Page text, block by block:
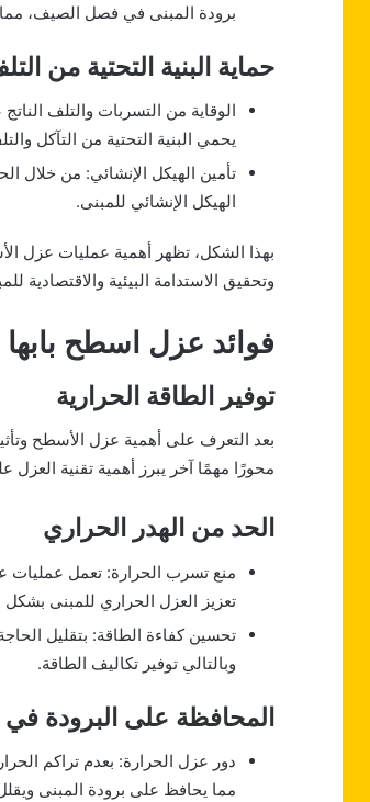
برودة المبنى في فصل الصيف، مما
حماية البنية التحتية من
الوقاية من التسربات والتلف
يحمي البنية التحتية من التآكل
تأمين الهيكل الإنشائي: من
الهيكل الإنشائي للمبنى.
بهذا الشكل، تظهر أهمية عمليات عزل
وتحقيق الاستدامة البيئية والاقتصادية
فوائد عزل اسطح بابها
توفير الطاقة الحرارية
بعد التعرف على أهمية عزل الأسطح
محورًا مهمًا آخر يبرز أهمية تقنية العزل
الحد من الهدر الحراري
منع تسرب الحرارة: تعمل عمليات
تعزيز العزل الحراري للمبنى بشكل
تحسين كفاءة الطاقة: بتقليل
وبالتالي توفير تكاليف الطاقة.
المحافظة على البرودة
دور عزل الحرارة: بعدم تراكم
مما يحافظ على برودة المبنى